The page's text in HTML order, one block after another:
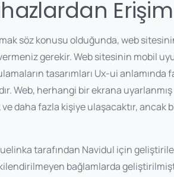
Erişim
söz konusu olduğunda, web
gerekir. Web sitesinin mobil
tasarımları Ux-ui anlamında
Web, herhangi bir ekrana uyarlanmış
ve daha fazla kişiye ulaşacaktır, ancak
tarafından Navidul için
bağlamlarda